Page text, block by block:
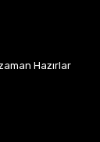
Hazırlar